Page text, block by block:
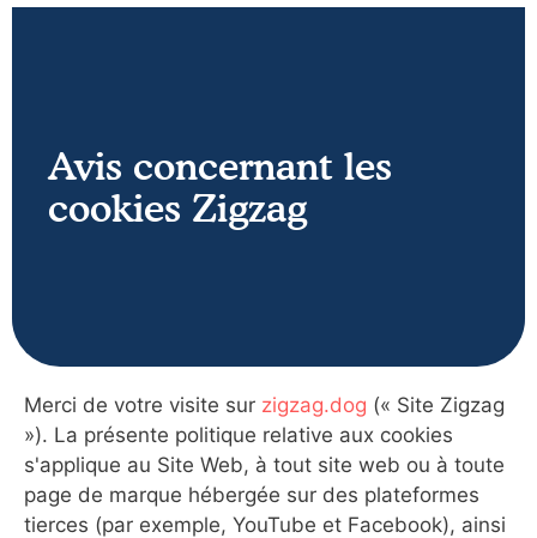
Avis concernant les
cookies Zigzag
Merci de votre visite sur zigzag.dog (« Site Zigzag
»). La présente politique relative aux cookies
s'applique au Site Web, à tout site web ou à toute
page de marque hébergée sur des plateformes
tierces (par exemple, YouTube et Facebook), ainsi